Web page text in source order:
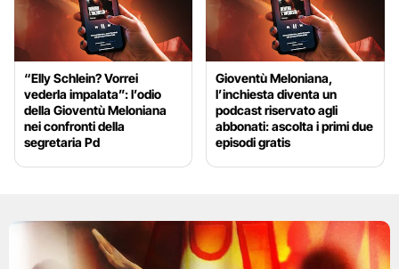
“Elly Schlein? Vorrei
vederla impalata”: l’odio
della Gioventù Meloniana
nei confronti della
segretaria Pd
Gioventù Meloniana,
l’inchiesta diventa un
podcast riservato agli
abbonati: ascolta i primi due
episodi gratis